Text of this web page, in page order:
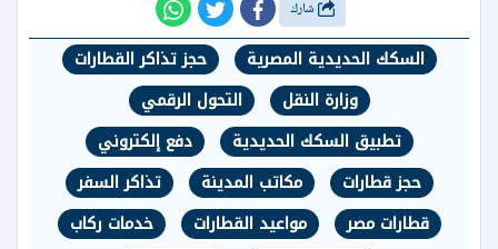
السكك الحديدية المصرية
حجز تذاكر القطارات
وزارة النقل
التحول الرقمي
تطبيق السكك الحديدية
دفع إلكتروني
حجز قطارات
مكاتب المدينة
تذاكر السفر
قطارات مصر
مواعيد القطارات
خدمات ركاب